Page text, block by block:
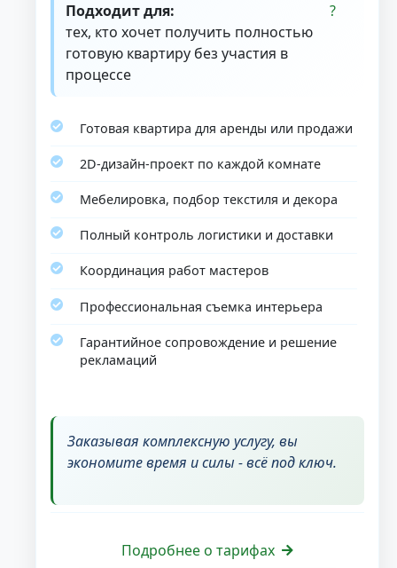
Подходит для:
тех, кто хочет получить полностью
готовую квартиру без участия в
процессе
Готовая квартира для аренды или продажи
2D-дизайн-проект по каждой комнате
Мебелировка, подбор текстиля и декора
Полный контроль логистики и доставки
Координация работ мастеров
Профессиональная съемка интерьера
Гарантийное сопровождение и решение
рекламаций
Заказывая комплексную услугу, вы
экономите время и силы - всё под ключ.
Подробнее о тарифах